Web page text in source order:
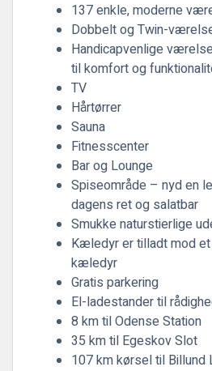
137 enkle, moderne
Dobbelt og Twin-
Handicapvenlige
til komfort og
TV
Hårtørrer
Sauna
Fitnesscenter
Bar og Lounge
Spiseområde – nyd en
dagens ret og salatbar
Smukke naturstierlige
Kæledyr er tilladt mod
kæledyr
Gratis parkering
El-ladestander til
8 km til Odense Station
35 km til Egeskov Slot
107 km kørsel til Billund